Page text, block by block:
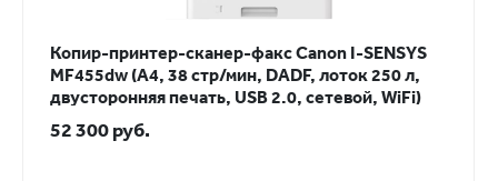
Копир-принтер-сканер-факс Canon I-SENSYS
MF455dw (A4, 38 стр/мин, DADF, лоток 250 л,
двусторонняя печать, USB 2.0, сетевой, WiFi)
52 300 руб.